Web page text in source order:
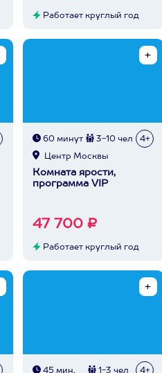
Работает круглый год
60 минут 3-10 чел 4+
Центр Москвы
Комната ярости,
программа VIP
47 700 ₽
Работает круглый год
45 мин. 1-3 чел 4+